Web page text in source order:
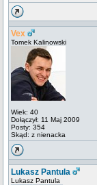
Vex
Tomek Kalinowski
Wiek: 40
Dołączył: 11 Maj 2009
Posty: 354
Skąd: z nienacka
Lukasz Pantula
Lukasz Pantula